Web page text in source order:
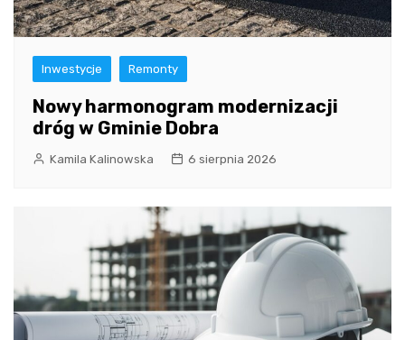
Inwestycje Remonty
Nowy harmonogram modernizacji
dróg w Gminie Dobra
Kamila Kalinowska 6 sierpnia 2026